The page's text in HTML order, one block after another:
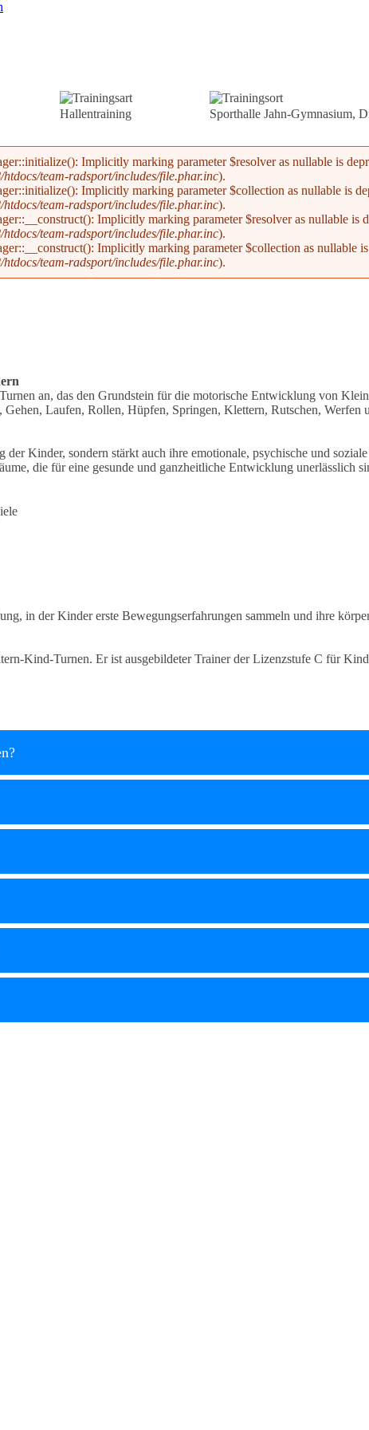
Trainingsart
Trainingsort
Hallentraining Sporthalle Jahn-Gymnasium,
Implicitly marking parameter $resolver as nullable is
team-radsport/includes/file.phar.inc).
Implicitly marking parameter $collection as nullable is
team-radsport/includes/file.phar.inc).
Implicitly marking parameter $resolver as nullable is
team-radsport/includes/file.phar.inc).
Implicitly marking parameter $collection as nullable
team-radsport/includes/file.phar.inc).
an, das den Grundstein für die motorische Entwicklung von
Laufen, Rollen, Hüpfen, Springen, Klettern, Rutschen, Werfen
Kinder, sondern stärkt auch ihre emotionale, psychische und
die für eine gesunde und ganzheitliche Entwicklung unerlässlich
in der Kinder erste Bewegungserfahrungen sammeln und ihre
Kind-Turnen. Er ist ausgebildeter Trainer der Lizenzstufe C für